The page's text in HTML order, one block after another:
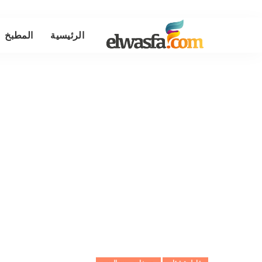
الرئيسية المطبخ